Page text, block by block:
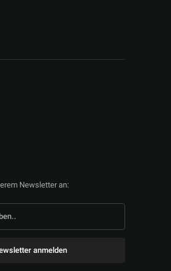
Newsletter an:
anmelden